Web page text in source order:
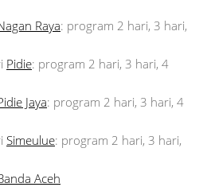
Raya: program 2 hari, 3 hari,
Pidie: program 2 hari, 3 hari, 4
Jaya: program 2 hari, 3 hari, 4
Simeulue: program 2 hari, 3 hari,
Aceh